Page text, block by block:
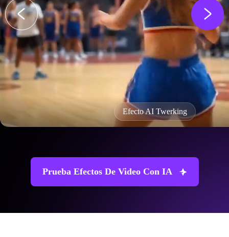
Efecto AI Twerking
Prueba Efectos De Video Con IA